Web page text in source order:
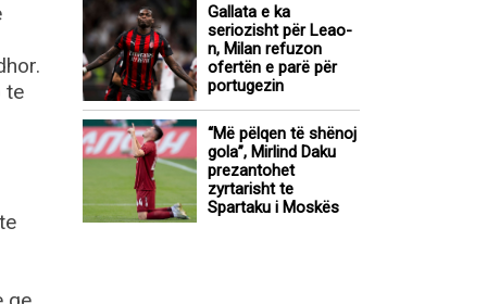
te
Gallata e ka
seriozisht për Leao-
n, Milan refuzon
ofertën e parë për
portugezin
“Më pëlqen të shënoj
gola”, Mirlind Daku
prezantohet
zyrtarisht te
Spartaku i Moskës